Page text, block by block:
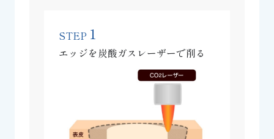
STEP 1
エッジを炭酸ガスレーザーで削る